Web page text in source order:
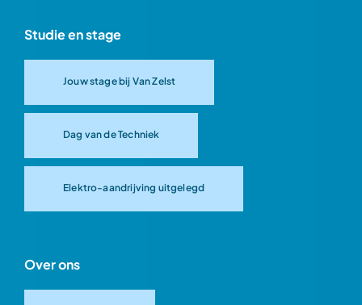
Studie en stage
Jouw stage bij Van Zelst
Dag van de Techniek
Elektro-aandrijving uitgelegd
Over ons